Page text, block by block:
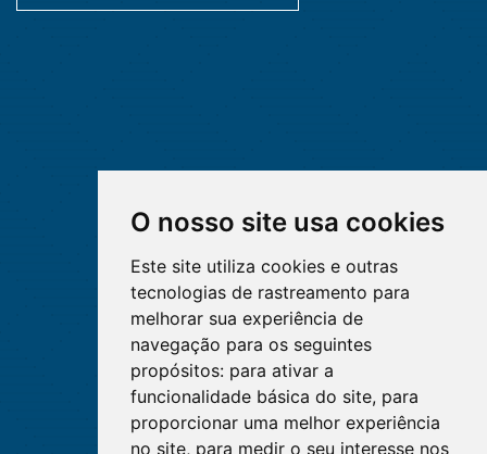
O nosso site usa cookies
Este site utiliza cookies e outras
tecnologias de rastreamento para
melhorar sua experiência de
navegação para os seguintes
propósitos: para ativar a
funcionalidade básica do site, para
proporcionar uma melhor experiência
no site, para medir o seu interesse nos